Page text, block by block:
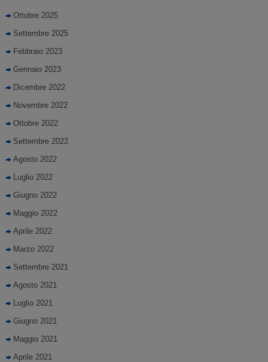
Ottobre 2025
Settembre 2025
Febbraio 2023
Gennaio 2023
Dicembre 2022
Novembre 2022
Ottobre 2022
Settembre 2022
Agosto 2022
Luglio 2022
Giugno 2022
Maggio 2022
Aprile 2022
Marzo 2022
Settembre 2021
Agosto 2021
Luglio 2021
Giugno 2021
Maggio 2021
Aprile 2021